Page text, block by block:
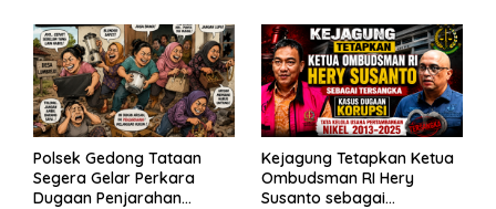
Polsek Gedong Tataan
Segera Gelar Perkara
Dugaan Penjarahan
Kejagung Tetapkan Ketua
Ombudsman RI Hery
Susanto sebagai